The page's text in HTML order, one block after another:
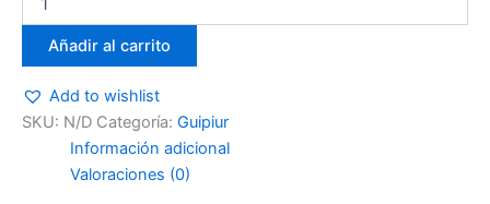
Añadir al carrito
Add to wishlist
SKU: N/D Categoría: Guipiur
Información adicional
Valoraciones (0)